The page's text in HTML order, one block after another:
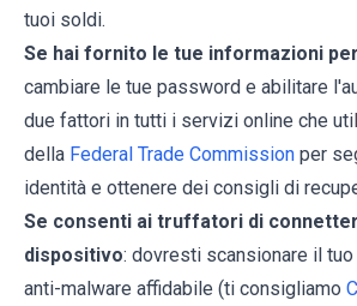
tuoi soldi.
Se hai fornito le tue informazioni
cambiare le tue password e abilitare
due fattori in tutti i servizi online che
della Federal Trade Commission per
identità e ottenere dei consigli di
Se consenti ai truffatori di
dispositivo: dovresti scansionare il
anti-malware affidabile (ti consigliamo